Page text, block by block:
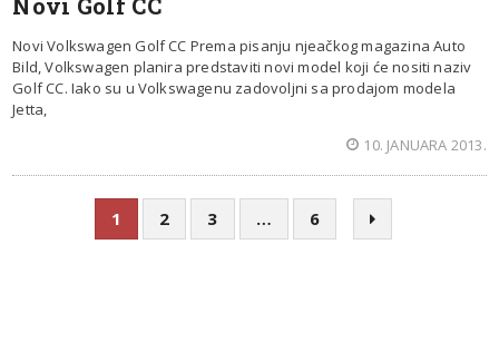
Novi Golf CC
Novi Volkswagen Golf CC Prema pisanju njeačkog magazina Auto
Bild, Volkswagen planira predstaviti novi model koji će nositi naziv
Golf CC. Iako su u Volkswagenu zadovoljni sa prodajom modela
Jetta,
10. JANUARA 2013.
1 2 3 … 6